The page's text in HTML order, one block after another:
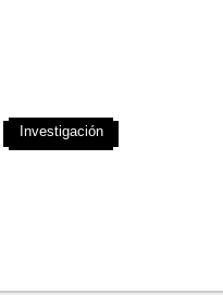
Investigación